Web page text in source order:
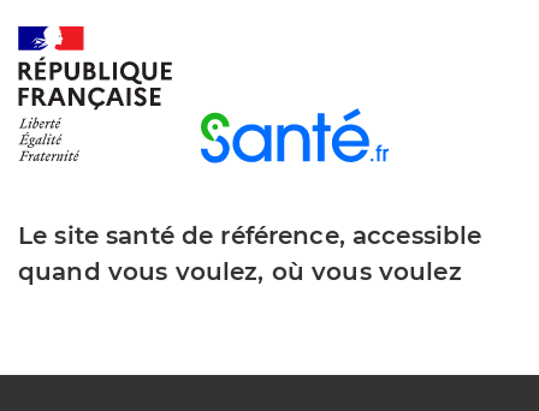
Le site santé de référence, accessible
quand vous voulez, où vous voulez